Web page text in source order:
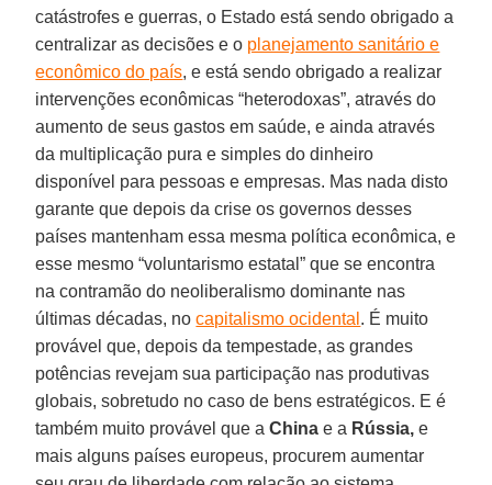
catástrofes e guerras, o Estado está sendo obrigado a
centralizar as decisões e o planejamento sanitário e
econômico do país, e está sendo obrigado a realizar
intervenções econômicas “heterodoxas”, através do
aumento de seus gastos em saúde, e ainda através
da multiplicação pura e simples do dinheiro
disponível para pessoas e empresas. Mas nada disto
garante que depois da crise os governos desses
países mantenham essa mesma política econômica, e
esse mesmo “voluntarismo estatal” que se encontra
na contramão do neoliberalismo dominante nas
últimas décadas, nocapitalismo ocidental . É muito
provável que, depois da tempestade, as grandes
potências revejam sua participação nas produtivas
globais, sobretudo no caso de bens estratégicos. E é
também muito provável que aChina e a Rússia, e
mais alguns países europeus, procurem aumentar